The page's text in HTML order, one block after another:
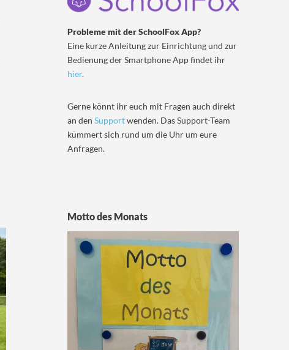
Probleme mit der SchoolFox App?
Eine kurze Anleitung zur Einrichtung und zur
Bedienung der Smartphone App findet ihr
hier.
Gerne könnt ihr euch mit Fragen auch direkt
an den Supportwenden. Das Support-Team
kümmert sich rund um die Uhr um eure
Anfragen.
Motto des Monats